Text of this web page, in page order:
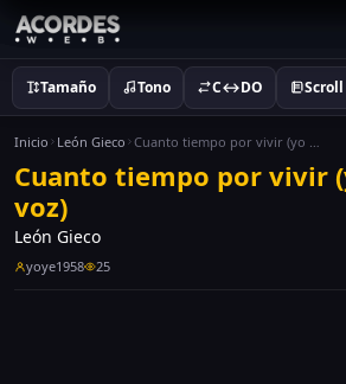
Tamaño Tono C↔DO Scroll
Inicio León Gieco Cuanto tiempo por vivir (yo soy tu voz)
Cuanto tiempo por vivir
voz)
León Gieco
yoye1958 25